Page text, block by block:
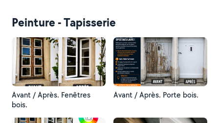
Peinture - Tapisserie
Avant / Après. Fenêtres
bois.
Avant / Après. Porte bois.